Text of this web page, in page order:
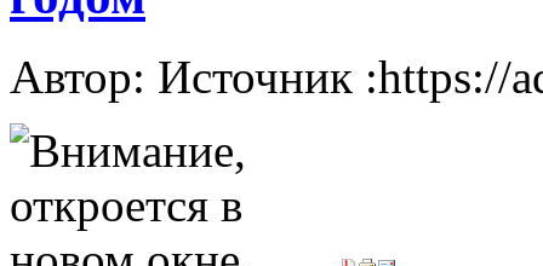
Автор: Источник :https://